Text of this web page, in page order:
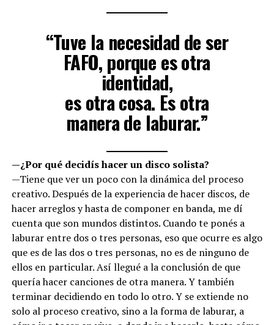
“Tuve la necesidad de ser
FAFO, porque es otra
identidad,
es otra cosa. Es otra
manera de laburar.”
—¿Por qué decidís hacer un disco solista?
—Tiene que ver un poco con la dinámica del proceso
creativo. Después de la experiencia de hacer discos, de
hacer arreglos y hasta de componer en banda, me dí
cuenta que son mundos distintos. Cuando te ponés a
laburar entre dos o tres personas, eso que ocurre es algo
que es de las dos o tres personas, no es de ninguno de
ellos en particular. Así llegué a la conclusión de que
quería hacer canciones de otra manera. Y también
terminar decidiendo en todo lo otro. Y se extiende no
solo al proceso creativo, sino a la forma de laburar, a